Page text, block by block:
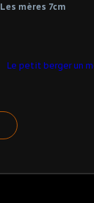
Les mères 7cm
Le petit berger un